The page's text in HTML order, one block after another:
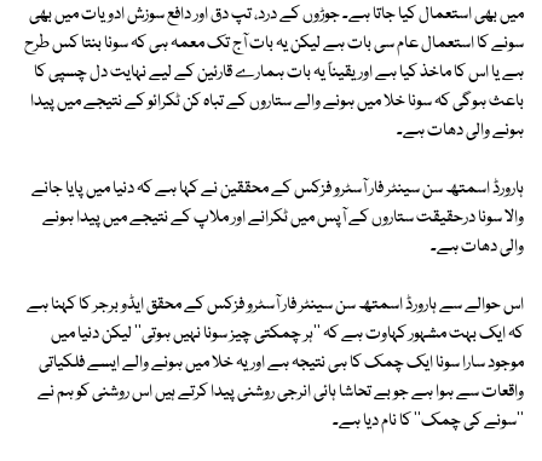
میں بھی استعمال کیا جاتا ہے۔ جوڑوں کے درد، تپ دق اور دافع سوزش ادویات میں بھی
سونے کا استعمال عام سی بات ہے لیکن یہ بات آج تک معمہ ہی کہ سونا بنتا کس طرح
ہے یا اس کا ماخذ کیا ہے اور یقیناً یہ بات ہمارے قارئین کے لیے نہایت دل چسپی کا
باعث ہوگی کہ سونا خلا میں ہونے والے ستاروں کے تباہ کن ٹکرائو کے نتیجے میں پیدا
ہونے والی دھات ہے۔
ہارورڈ اسمتھ سن سینٹر فار آسٹرو فزکس کے محققین نے کہا ہے کہ دنیا میں پایا جانے
والا سونا درحقیقت ستاروں کے آپس میں ٹکرانے اور ملاپ کے نتیجے میں پیدا ہونے
والی دھات ہے۔
اس حوالے سے ہارورڈ اسمتھ سن سینٹر فار آسٹرو فزکس کے محقق ایڈو برجر کا کہنا ہے
کہ ایک بہت مشہور کہاوت ہے کہ ''ہر چمکتی چیز سونا نہیں ہوتی'' لیکن دنیا میں
موجود سارا سونا ایک چمک کا ہی نتیجہ ہے اور یہ خلا میں ہونے والے ایسے فلکیاتی
واقعات سے ہوا ہے جو بے تحاشا ہائی انرجی روشنی پیدا کرتے ہیں اس روشنی کو ہم نے
''سونے کی چمک'' کا نام دیا ہے۔